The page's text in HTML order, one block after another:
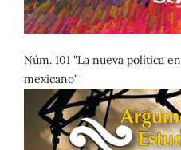
Núm. 101 "La nueva política
mexicano"